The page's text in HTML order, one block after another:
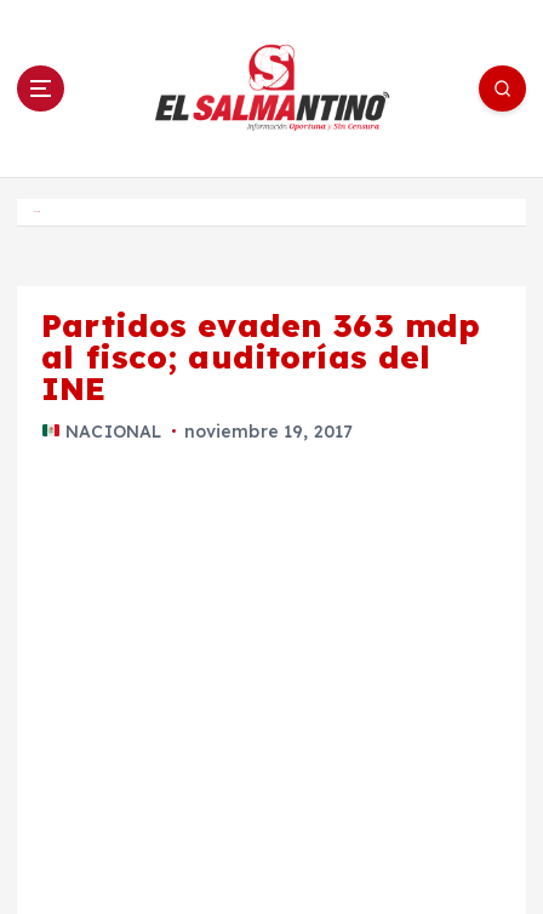
n El Salmantino - medios/noticias/editorial
Partidos evaden 363 mdp
al fisco; auditorías del
INE
NACIONAL noviembre 19, 2017